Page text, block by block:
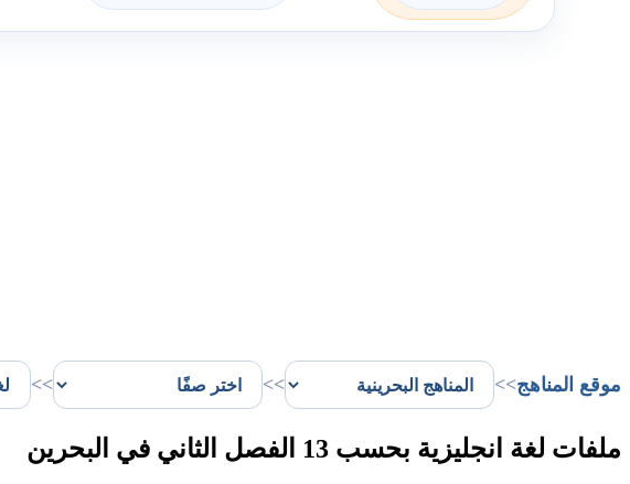
موقع المناهج>>
>>
>>
ملفات لغة انجليزية بحسب 13 الفصل الثاني في البحرين